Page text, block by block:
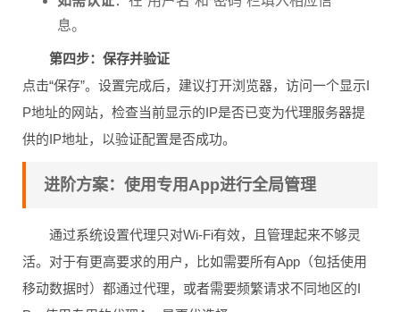
息。
第四步：保存并验证
点击“保存”。设置完成后，建议打开浏览器，访问一个显示I
P地址的网站，检查当前显示的IP是否已变为代理服务器提
供的IP地址，以验证配置是否成功。
进阶方案：使用专用App进行全局管理
通过系统设置代理只对Wi-Fi有效，且管理起来不够灵
活。对于有更高要求的用户，比如需要所有App（包括使用
移动数据时）都通过代理，或者需要频繁请求不同地区的I